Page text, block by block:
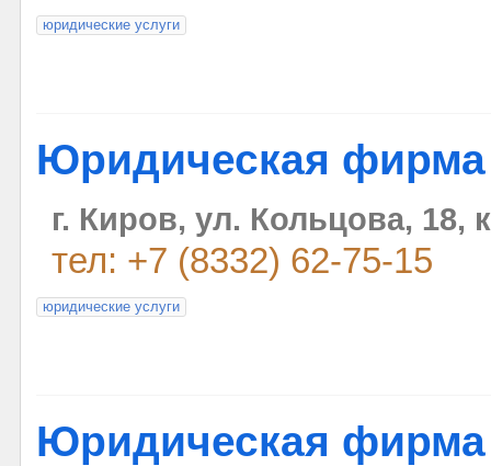
юридические услуги
Юридическая
г. Киров, ул. Кольцова, 18,
тел: +7 (8332) 62-75-15
юридические услуги
Юридическая